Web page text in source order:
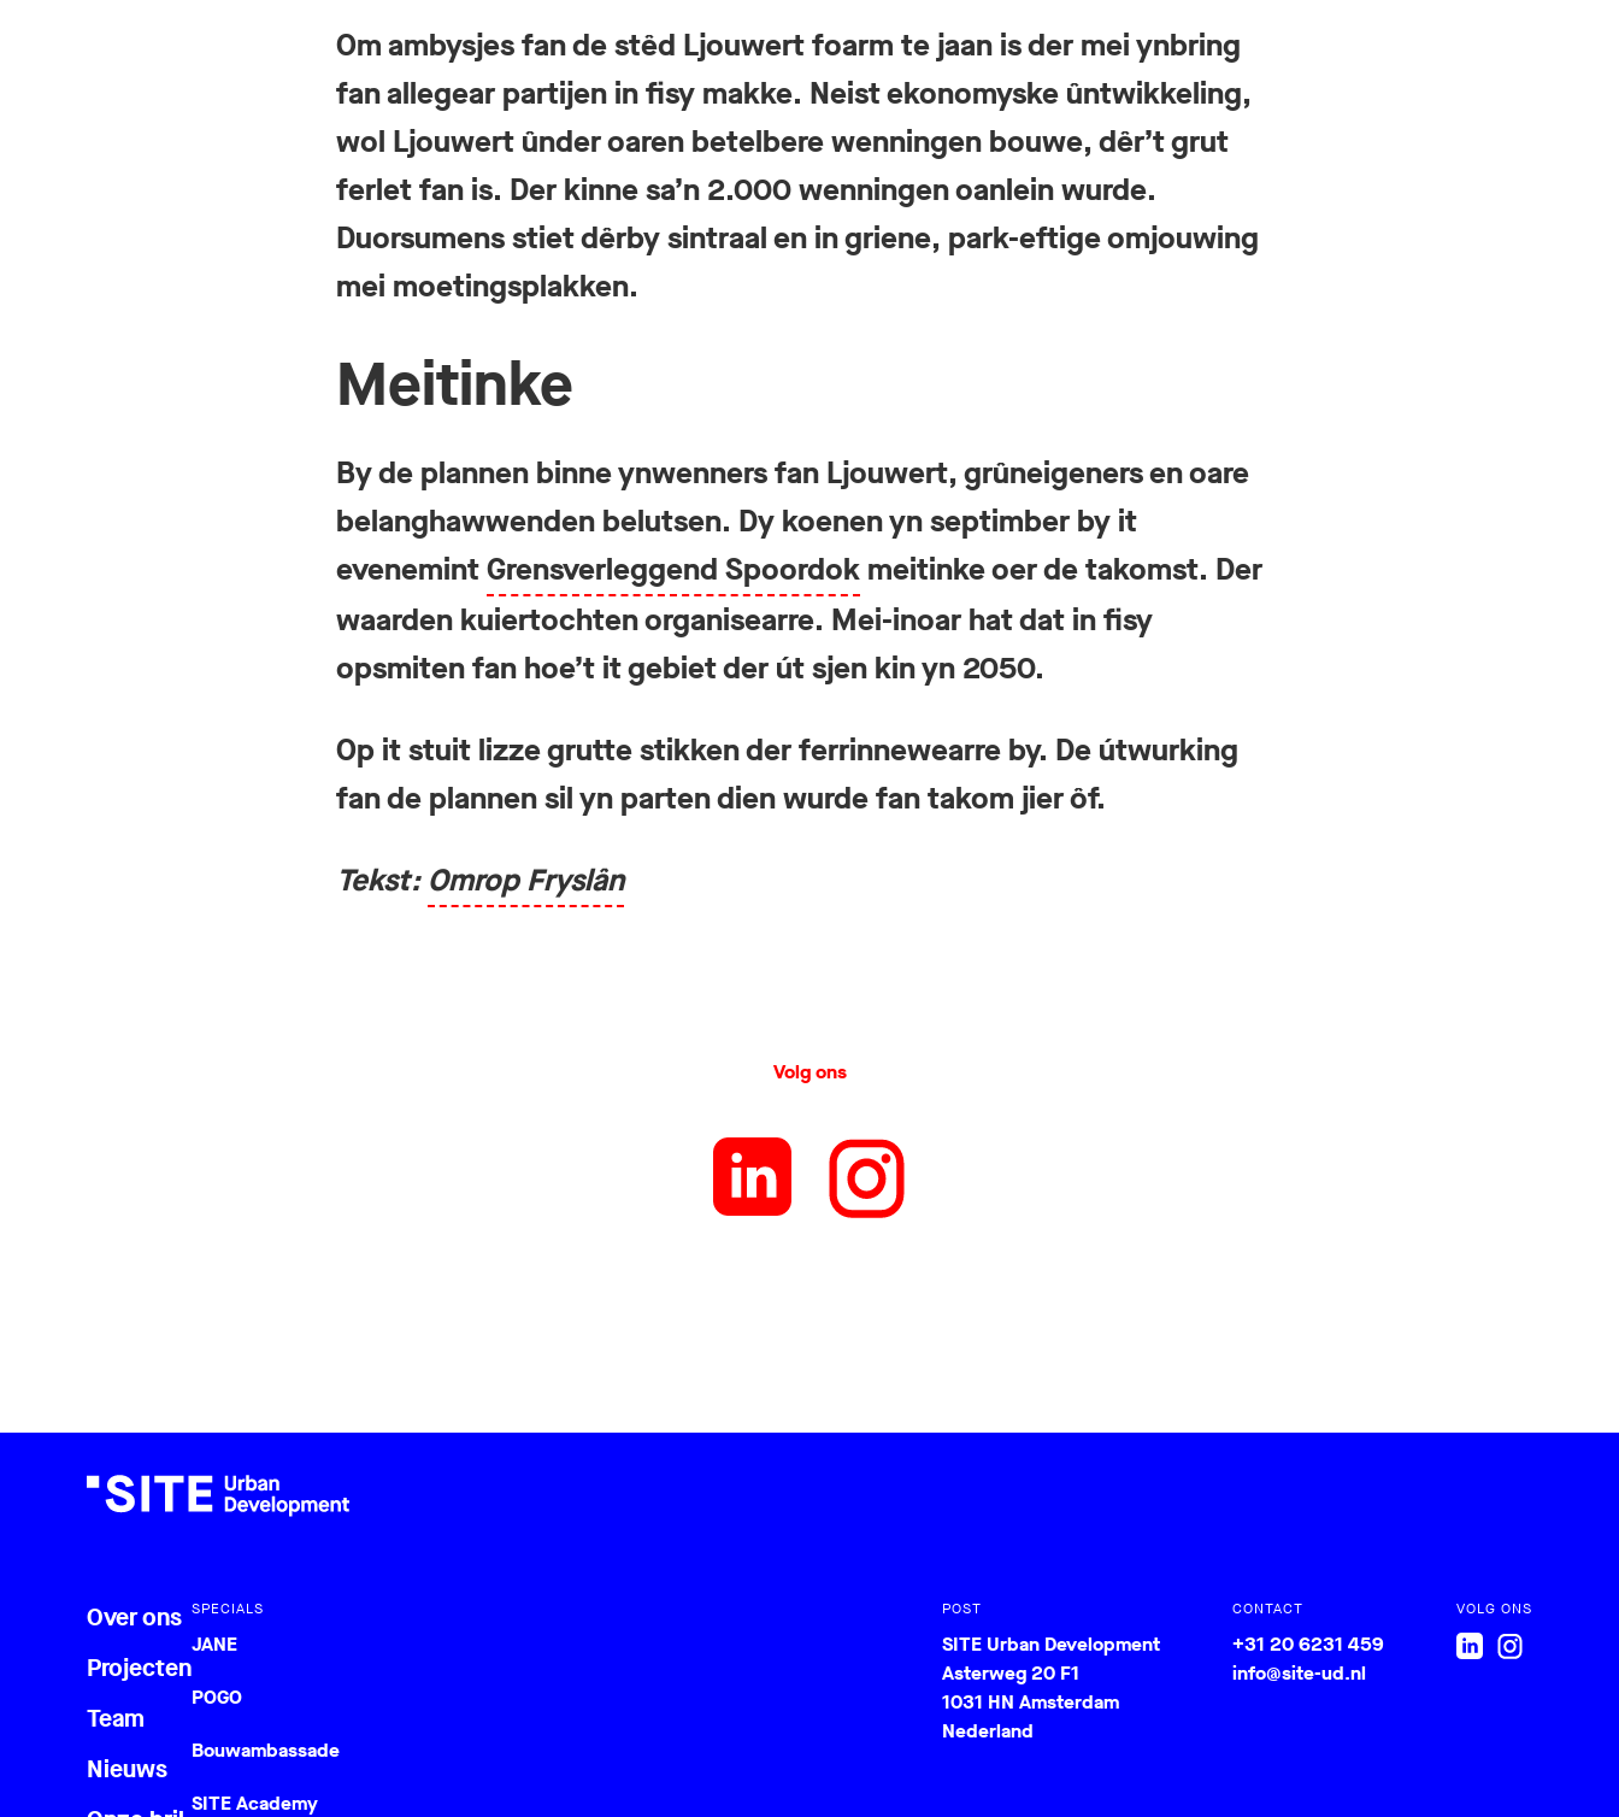
Om ambysjes fan de stêd Ljouwert foarm te jaan is der mei ynbring
fan allegear partijen in fisy makke. Neist ekonomyske ûntwikkeling,
wol Ljouwert ûnder oaren betelbere wenningen bouwe, dêr’t grut
ferlet fan is. Der kinne sa’n 2.000 wenningen oanlein wurde.
Duorsumens stiet dêrby sintraal en in griene, park-eftige omjouwing
mei moetingsplakken.
Meitinke
By de plannen binne ynwenners fan Ljouwert, grûneigeners en oare
belanghawwenden belutsen. Dy koenen yn septimber by it
evenemintGrensverleggend Spoordokmeitinke oer de takomst. Der
waarden kuiertochten organisearre. Mei-inoar hat dat in fisy
opsmiten fan hoe’t it gebiet der út sjen kin yn 2050.
Op it stuit lizze grutte stikken der ferrinnewearre by. De útwurking
fan de plannen sil yn parten dien wurde fan takom jier ôf.
Tekst: Omrop Fryslân
Volg ons
Over ons
Projecten
Team
Nieuws
SPECIALS
JANE
POGO
Bouwambassade
SITE Academy
POST
SITE Urban Development
Asterweg 20 F1
1031 HN Amsterdam
Nederland
CONTACT
+31 20 6231 459
info@site-ud.nl
VOLG ONS